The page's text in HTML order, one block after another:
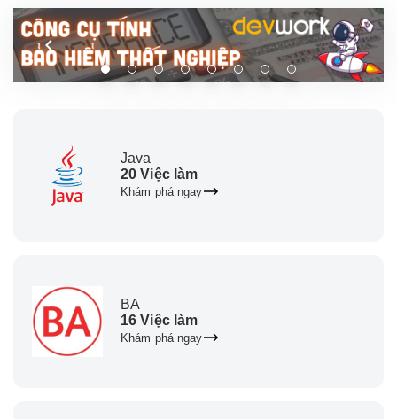
Java
20 Việc làm
Khám phá ngay
BA
16 Việc làm
Khám phá ngay